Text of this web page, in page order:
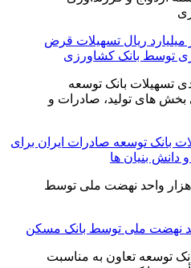
افزون بر 32 هزار میلیارد ریال تسهیلات قرض
توسط بانک کشاورزی
تسهیلات بانک توسعه صادرات ایران برای
دانش بنیان ها